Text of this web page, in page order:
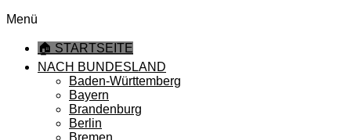
Menü
🏠 STARTSEITE
NACH BUNDESLAND
Baden-Württemberg
Bayern
Brandenburg
Berlin
Bremen